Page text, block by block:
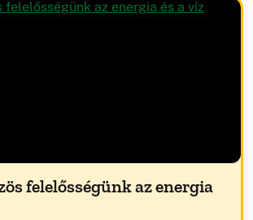
felelősségünk az energia